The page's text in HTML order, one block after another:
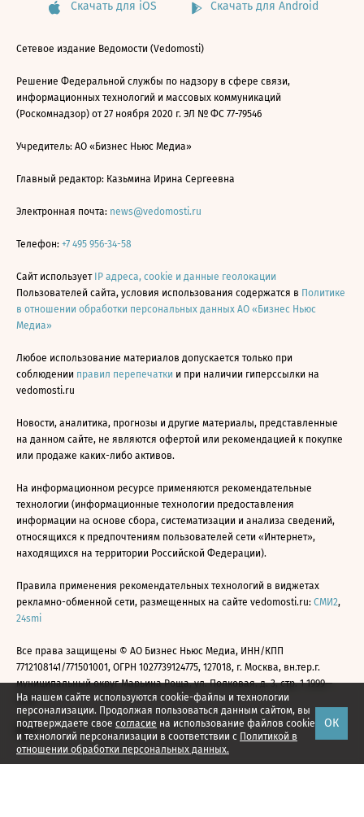
На нашем сайте используются cookie-файлы и технологии
персонализации. Продолжая пользоваться данным сайтом, вы
подтверждаете свое согласие на использование файлов cookie
и технологий персонализации в соответствии с Политикой в
отношении обработки персональных данных.
ОК
Скачать для iOS Скачать для Android
Сетевое издание Ведомости (Vedomosti)
Решение Федеральной службы по надзору в сфере связи,
информационных технологий и массовых коммуникаций
(Роскомнадзор) от 27 ноября 2020 г. ЭЛ № ФС 77-79546
Учредитель: АО «Бизнес Ньюс Медиа»
Главный редактор: Казьмина Ирина Сергеевна
Электронная почта: news@vedomosti.ru
Телефон: +7 495 956-34-58
Сайт использует IP адреса, cookie и данные геолокации
Пользователей сайта, условия использования содержатся в Политике
в отношении обработки персональных данных АО «Бизнес Ньюс
Медиа»
Любое использование материалов допускается только при
соблюдении правил перепечатки и при наличии гиперссылки на
vedomosti.ru
Новости, аналитика, прогнозы и другие материалы, представленные
на данном сайте, не являются офертой или рекомендацией к покупке
или продаже каких-либо активов.
На информационном ресурсе применяются рекомендательные
технологии (информационные технологии предоставления
информации на основе сбора, систематизации и анализа сведений,
относящихся к предпочтениям пользователей сети «Интернет»,
находящихся на территории Российской Федерации).
Правила применения рекомендательных технологий в виджетах
рекламно-обменной сети, размещенных на сайте vedomosti.ru: СМИ2,
24smi
Все права защищены © АО Бизнес Ньюс Медиа, ИНН/КПП
7712108141/771501001, ОГРН 1027739124775, 127018, г. Москва, вн.тер.г.
муниципальный округ Марьина Роща, ул. Полковая, д. 3, стр. 1 1999—
2026